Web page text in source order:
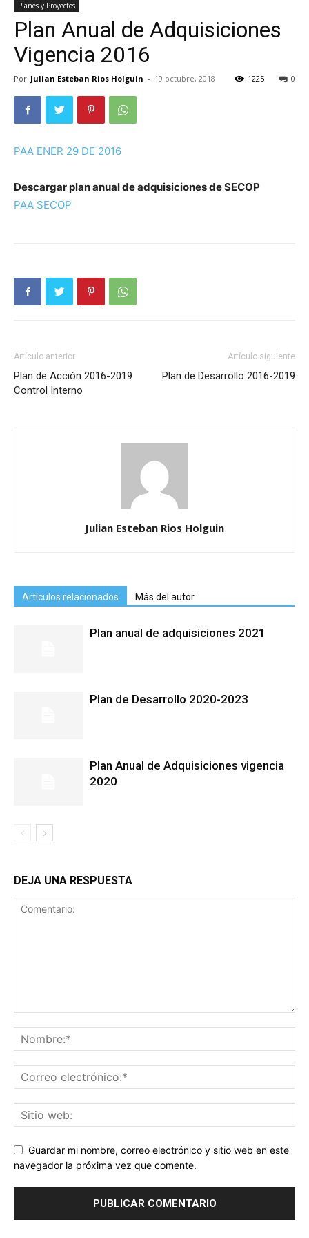
Planes y Proyectos
Plan Anual de Adquisiciones
Vigencia 2016
Por Julian Esteban Rios Holguin - 19 octubre, 2018 0
1225
PAA ENER 29 DE 2016
Descargar plan anual de adquisiciones de SECOP
PAA SECOP
Artículo anterior
Plan de Acción 2016-2019
Control Interno
Artículo siguiente
Plan de Desarrollo 2016-2019
Julian Esteban Rios Holguin
Artículos relacionados Más del autor
Plan anual de adquisiciones 2021
Plan de Desarrollo 2020-2023
Plan Anual de Adquisiciones vigencia
2020
DEJA UNA RESPUESTA
Guardar mi nombre, correo electrónico y sitio web en este
navegador la próxima vez que comente.